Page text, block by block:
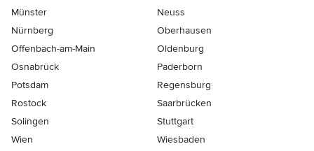
Münster
Neuss
Nürnberg
Oberhausen
Offenbach-am-Main
Oldenburg
Osnabrück
Paderborn
Potsdam
Regensburg
Rostock
Saarbrücken
Solingen
Stuttgart
Wien
Wiesbaden